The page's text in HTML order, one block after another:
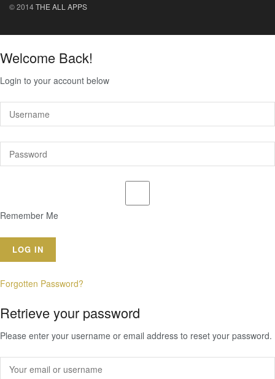
© 2014THE ALL APPS
Welcome Back!
Login to your account below
Remember Me
Forgotten Password?
Retrieve your password
Please enter your username or email address to reset your password.